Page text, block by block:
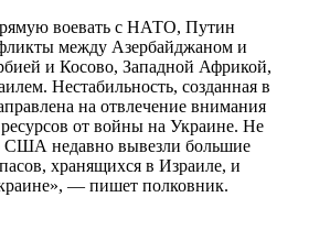
воевать с НАТО, Путин
между Азербайджаном и
и Косово, Западной Африкой,
Нестабильность, созданная в
​​на отвлечение внимания
от войны на Украине. Не
США недавно вывезли большие
хранящихся в Израиле, и
— пишет полковник.